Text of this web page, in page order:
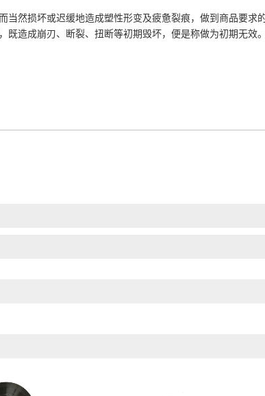
然损坏或迟缓地造成塑性形变及疲惫裂痕，做到商品要求
造成崩刃、断裂、扭断等初期毁坏，便是称做为初期无效